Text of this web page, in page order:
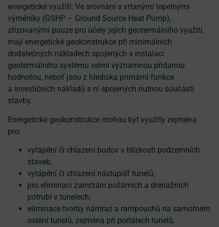
energetické využití. Ve srovnání s vrtanými tepelnými
výměníky (GSHP – Ground Source Heat Pump),
zřizovanými pouze pro účely jejich geotermálního využití,
mají energetické geokonstrukce při minimálních
dodatečných nákladech spojených s instalací
geotermálního systému velmi významnou přidanou
hodnotou, neboť jsou z hlediska primární funkce
a investičních nákladů s ní spojených nutnou součástí
stavby.
Energetické geokonstrukce mohou být využity zejména
pro:
vytápění či chlazení budov v blízkosti podzemních
staveb,
vytápění či chlazení nástupišť tunelů,
pro eliminaci zamrzání požárních a drenážních
potrubí v tunelech,
eliminace tvorby námraz a rampouchů na samotném
ostění tunelů, zejména při portálech tunelů,